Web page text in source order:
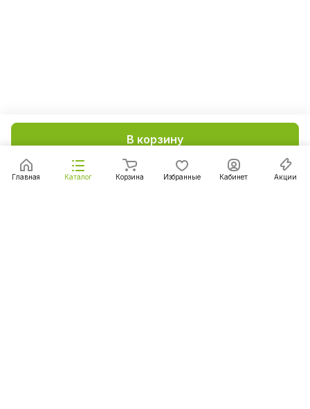
В корзину
Главная Каталог Корзина Избранные Кабинет Акции